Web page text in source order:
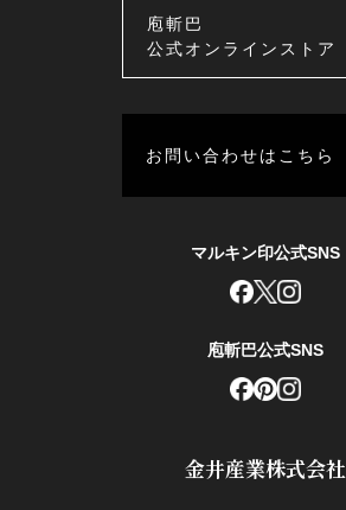
金井産業株式会社
庖斬巴
公式オンラインストア
お問い合わせはこちら
マルキン印公式SNS
庖斬巴公式SNS